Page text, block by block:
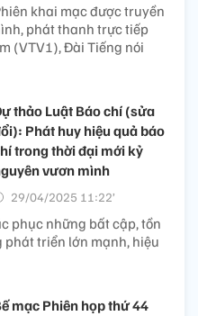
khai mạc được truyền
phát thanh trực tiếp
(VTV1), Đài Tiếng nói
thảo Luật Báo chí (sửa
Phát huy hiệu quả báo
trong thời đại mới kỷ
vươn mình
29/04/2025 11:22’
phục những bất cập, tồn
phát triển lớn mạnh, hiệu
mạc Phiên họp thứ 44